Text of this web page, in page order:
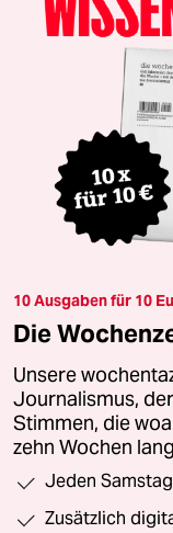
10 Ausgaben für 10
Die
Unsere
Journalismus,
Stimmen, die
zehn Wochen
Jeden
Zusätzlich